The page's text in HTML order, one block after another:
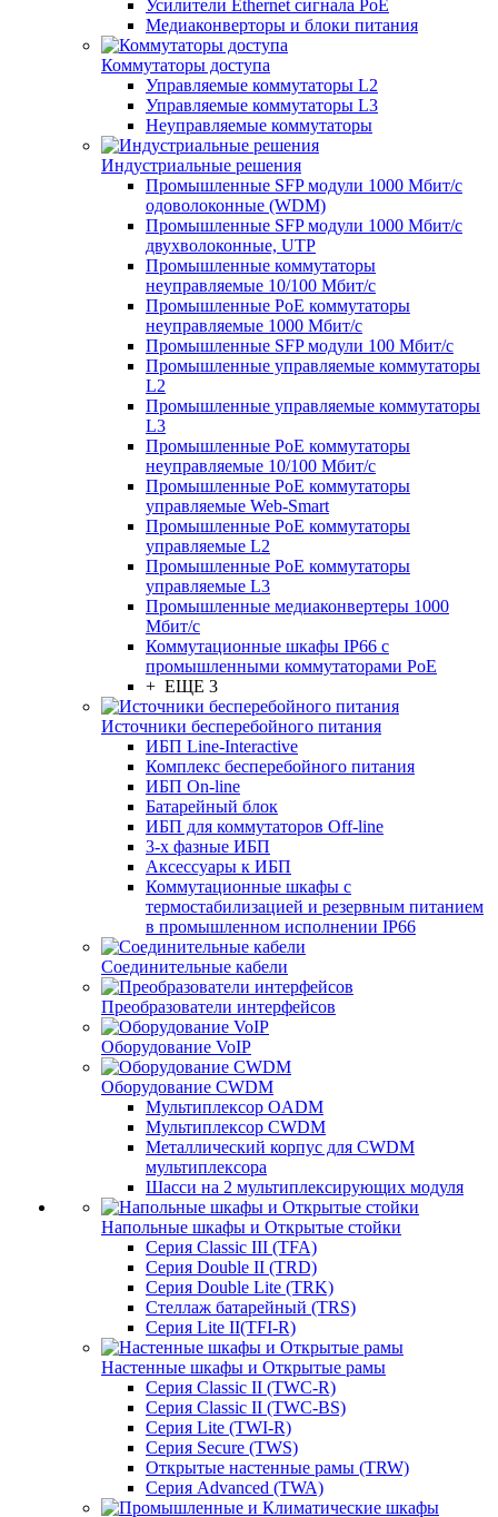
Усилители Ethernet сигнала PoE
Медиаконверторы и блоки питания
Коммутаторы доступа
Управляемые коммутаторы L2
Управляемые коммутаторы L3
Неуправляемые коммутаторы
Индустриальные решения
Промышленные SFP модули 1000 Мбит/c
одоволоконные (WDM)
Промышленные SFP модули 1000 Мбит/c
двухволоконные, UTP
Промышленные коммутаторы
неуправляемые 10/100 Мбит/с
Промышленные PoE коммутаторы
неуправляемые 1000 Мбит/с
Промышленные SFP модули 100 Мбит/c
Промышленные управляемые коммутаторы
L2
Промышленные управляемые коммутаторы
L3
Промышленные PoE коммутаторы
неуправляемые 10/100 Мбит/с
Промышленные PoE коммутаторы
управляемые Web-Smart
Промышленные PoE коммутаторы
управляемые L2
Промышленные PoE коммутаторы
управляемые L3
Промышленные медиаконвертеры 1000
Мбит/с
Коммутационные шкафы IP66 c
промышленными коммутаторами PoE
+ ЕЩЕ 3
Источники бесперебойного питания
ИБП Line-Interactive
Комплекс бесперебойного питания
ИБП On-line
Батарейный блок
ИБП для коммутаторов Off-line
3-х фазные ИБП
Аксессуары к ИБП
Коммутационные шкафы с
термостабилизацией и резервным питанием
в промышленном исполнении IP66
Соединительные кабели
Преобразователи интерфейсов
Оборудование VoIP
Оборудование CWDM
Мультиплекcор OADM
Мультиплексор CWDM
Металлический корпус для CWDM
мультиплексора
Шасси на 2 мультиплексирующих модуля
Напольные шкафы и Открытые стойки
Серия Classic III (TFA)
Серия Double II (TRD)
Серия Double Lite (TRK)
Стеллаж батарейный (TRS)
Серия Lite II(TFI-R)
Настенные шкафы и Открытые рамы
Серия Classic II (TWC-R)
Серия Classic II (TWC-BS)
Серия Lite (TWI-R)
Серия Secure (TWS)
Открытые настенные рамы (TRW)
Серия Advanced (TWA)